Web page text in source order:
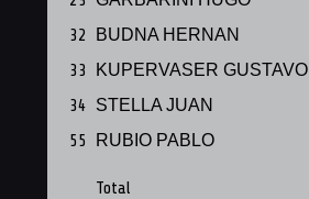
32
BUDNA HERNAN
33
KUPERVASER GUSTAVO
34 STELLA JUAN
55
RUBIO PABLO
Total